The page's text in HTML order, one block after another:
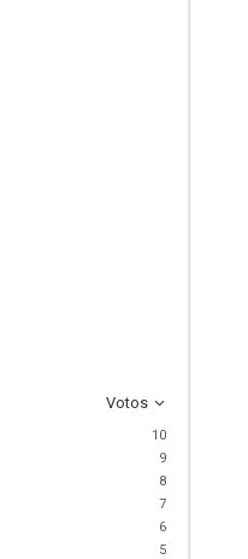
Votos
10
9
8
7
6
5